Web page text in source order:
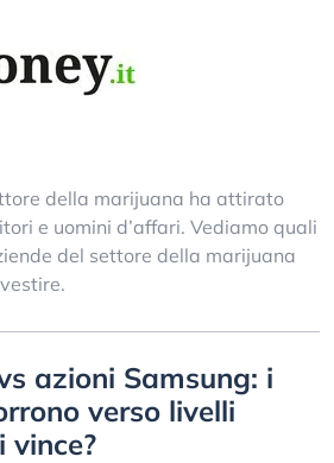
della marijuana ha attirato
e uomini d’affari. Vediamo quali
del settore della marijuana
azioni Samsung: i
verso livelli
vince?